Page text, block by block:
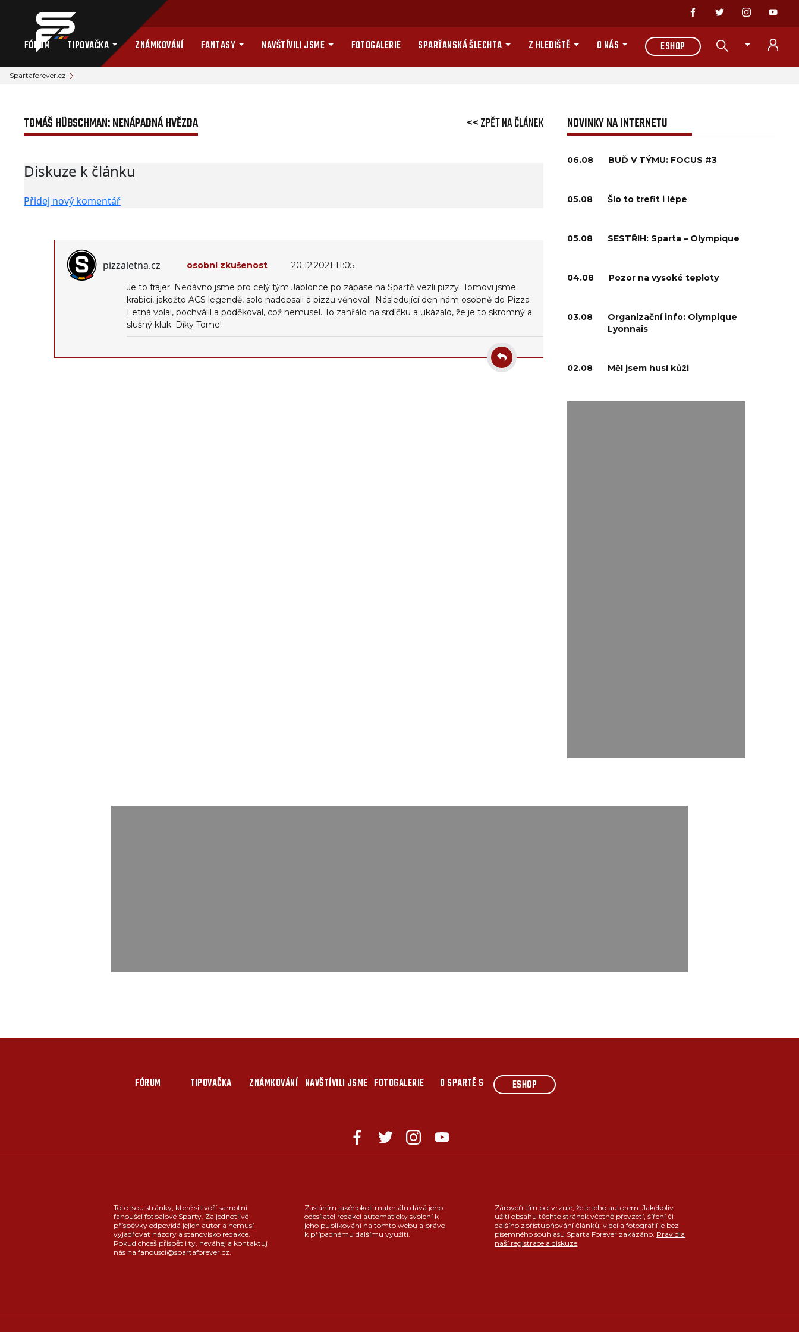
FÓRUM TIPOVAČKA ZNÁMKOVÁNÍ FANTASY NAVŠTÍVILI JSME FOTOGALERIE SPARŤANSKÁ ŠLECHTA Z HLEDIŠTĚ O NÁS ESHOP
Spartaforever.cz
TOMÁŠ HÜBSCHMAN: NENÁPADNÁ HVĚZDA << ZPĚT NA ČLÁNEK
Diskuze k článku
Přidej nový komentář
pizzaletna.cz osobní zkušenost 20.12.2021 11:05
Je to frajer. Nedávno jsme pro celý tým Jablonce po zápase na Spartě vezli pizzy. Tomovi jsme
krabici, jakožto ACS legendě, solo nadepsali a pizzu věnovali. Následující den nám osobně do Pizza
Letná volal, pochválil a poděkoval, což nemusel. To zahřálo na srdíčku a ukázalo, že je to skromný a
slušný kluk. Díky Tome!
NOVINKY NA INTERNETU
06.08 BUĎ V TÝMU: FOCUS #3
05.08 Šlo to trefit i lépe
05.08 SESTŘIH: Sparta – Olympique
04.08 Pozor na vysoké teploty
03.08
Organizační info: Olympique
Lyonnais
02.08 Měl jsem husí kůži
FÓRUM TIPOVAČKA ZNÁMKOVÁNÍ NAVŠTÍVILI JSME FOTOGALERIE O SPARTĚ S ESHOP
Toto jsou stránky, které si tvoří samotní
fanoušci fotbalové Sparty. Za jednotlivé
příspěvky odpovídá jejich autor a nemusí
vyjadřovat názory a stanovisko redakce.
Pokud chceš přispět i ty, neváhej a kontaktuj
nás na fanousci@spartaforever.cz.
Zasláním jakéhokoli materiálu dává jeho
odesílatel redakci automaticky svolení k
jeho publikování na tomto webu a právo
k případnému dalšímu využití.
Zároveň tím potvrzuje, že je jeho autorem. Jakékoliv
užití obsahu těchto stránek včetně převzetí, šíření či
dalšího zpřístupňování článků, videí a fotografií je bez
písemného souhlasu Sparta Forever zakázáno. Pravidla
naší registrace a diskuze.